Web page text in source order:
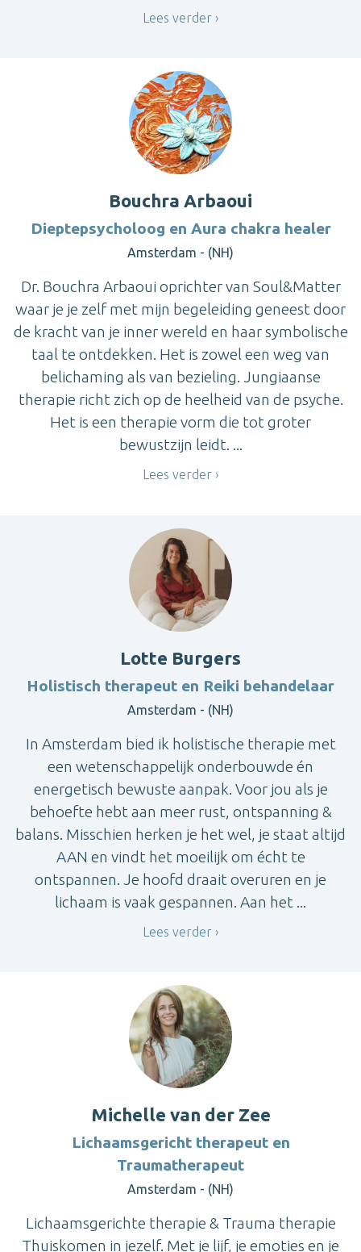
Lees verder
Bouchra Arbaoui
Dieptepsycholoog en Aura chakra healer
Amsterdam - (NH)
Dr. Bouchra Arbaoui oprichter van Soul&Matter
waar je je zelf met mijn begeleiding geneest door
de kracht van je inner wereld en haar symbolische
taal te ontdekken. Het is zowel een weg van
belichaming als van bezieling. Jungiaanse
therapie richt zich op de heelheid van de psyche.
Het is een therapie vorm die tot groter
bewustzijn leidt. ...
Lees verder
Lotte Burgers
Holistisch therapeut en Reiki behandelaar
Amsterdam - (NH)
In Amsterdam bied ik holistische therapie met
een wetenschappelijk onderbouwde én
energetisch bewuste aanpak. Voor jou als je
behoefte hebt aan meer rust, ontspanning &
balans. Misschien herken je het wel, je staat altijd
AAN en vindt het moeilijk om écht te
ontspannen. Je hoofd draait overuren en je
lichaam is vaak gespannen. Aan het ...
Lees verder
Michelle van der Zee
Lichaamsgericht therapeut en
Traumatherapeut
Amsterdam - (NH)
Lichaamsgerichte therapie & Trauma therapie
Thuiskomen in jezelf. Met je lijf, je emoties en je